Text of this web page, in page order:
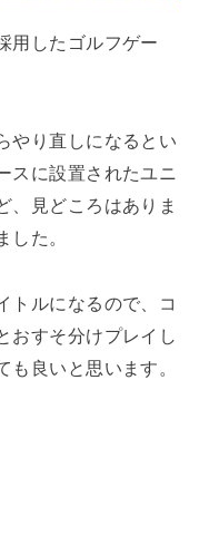
用したゴルフゲー
やり直しになるとい
スに設置されたユニ
、見どころはありま
した。
トルになるので、コ
おすそ分けプレイし
良いと思います。